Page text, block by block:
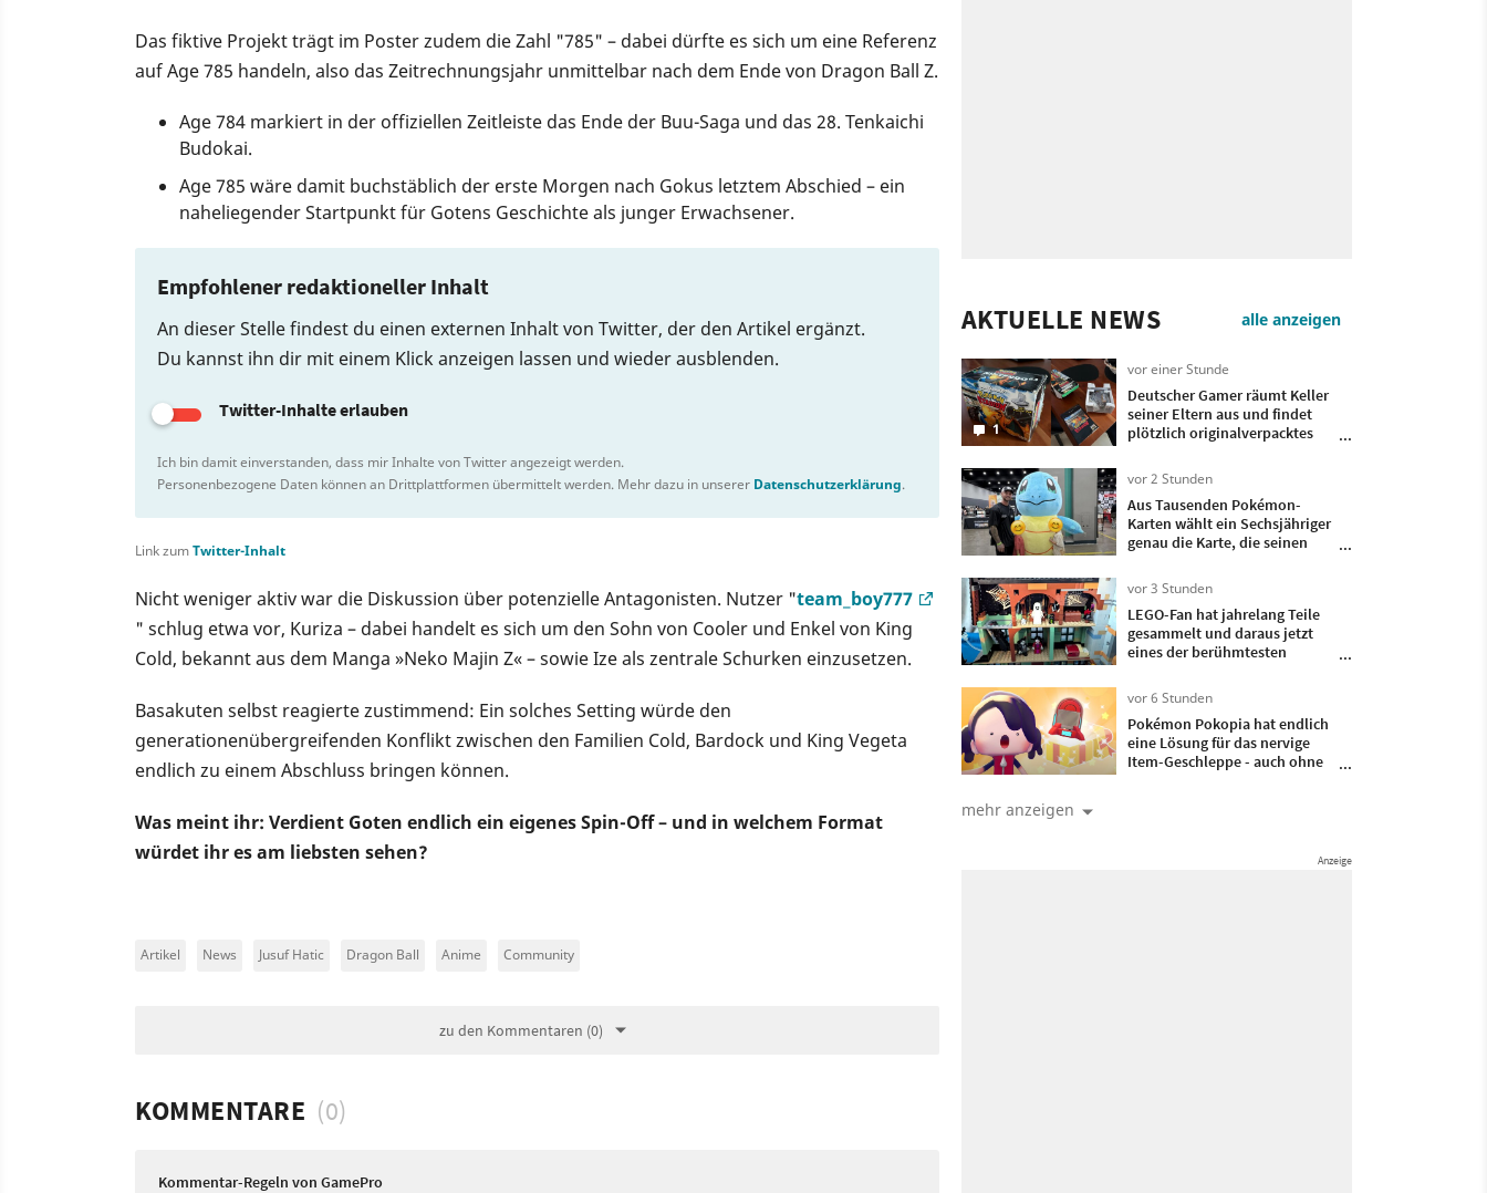
Das fiktive Projekt trägt im Poster zudem die Zahl "785" – dabei dürfte es sich um eine Referenz
auf Age 785 handeln, also das Zeitrechnungsjahr unmittelbar nach dem Ende von Dragon Ball Z.
Age 784 markiert in der offiziellen Zeitleiste das Ende der Buu-Saga und das 28. Tenkaichi
Budokai.
Age 785 wäre damit buchstäblich der erste Morgen nach Gokus letztem Abschied – ein
naheliegender Startpunkt für Gotens Geschichte als junger Erwachsener.
Empfohlener redaktioneller Inhalt
An dieser Stelle findest du einen externen Inhalt von Twitter, der den Artikel ergänzt.
Du kannst ihn dir mit einem Klick anzeigen lassen und wieder ausblenden.
Twitter-Inhalte erlauben
Ich bin damit einverstanden, dass mir Inhalte von Twitter angezeigt werden.
Personenbezogene Daten können an Drittplattformen übermittelt werden. Mehr dazu in unserer Datenschutzerklärung.
Link zumTwitter-Inhalt
Nicht weniger aktiv war die Diskussion über potenzielle Antagonisten. Nutzer "team_boy777
" schlug etwa vor, Kuriza – dabei handelt es sich um den Sohn von Cooler und Enkel von King
Cold, bekannt aus dem Manga »Neko Majin Z« – sowie Ize als zentrale Schurken einzusetzen.
Basakuten selbst reagierte zustimmend: Ein solches Setting würde den
generationenübergreifenden Konflikt zwischen den Familien Cold, Bardock und King Vegeta
endlich zu einem Abschluss bringen können.
Was meint ihr: Verdient Goten endlich ein eigenes Spin-Off – und in welchem Format
würdet ihr es am liebsten sehen?
Artikel News Jusuf Hatic Dragon Ball Anime Community
zu den Kommentaren (0)
KOMMENTARE (0)
Kommentar-Regeln von GamePro
AKTUELLE NEWS alle anzeigen
1
vor einer Stunde
Deutscher Gamer räumt Keller
seiner Eltern aus und findet
plötzlich originalverpacktes
Transfer-Pak wieder
vor 2 Stunden
Aus Tausenden Pokémon-
Karten wählt ein Sechsjähriger
genau die Karte, die seinen
Vater verband
vor 3 Stunden
LEGO-Fan hat jahrelang Teile
gesammelt und daraus jetzt
eines der berühmtesten
Fernsehgeschichte gebaut
vor 6 Stunden
Pokémon Pokopia hat endlich
eine Lösung für das nervige
Item-Geschleppe - auch ohne
mehr anzeigen